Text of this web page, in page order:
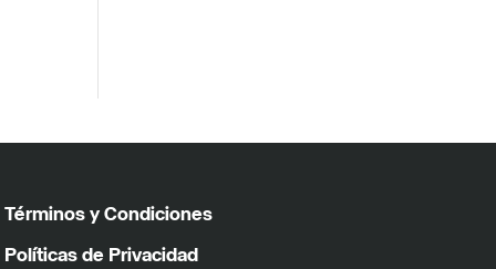
Términos y Condiciones
Políticas de Privacidad